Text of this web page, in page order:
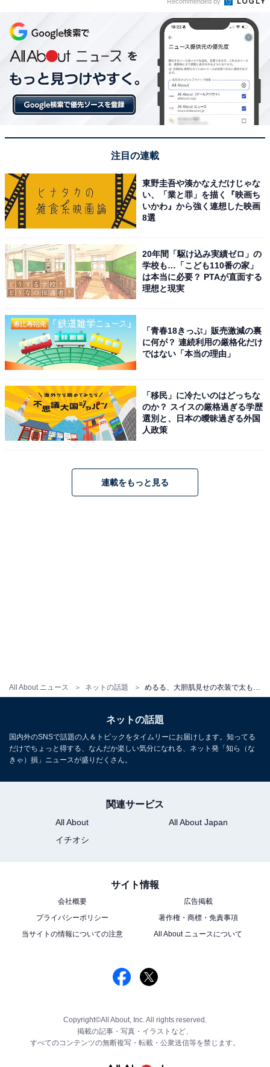
All About ニュース ネットの話題
注目の連載
東野圭吾や湊かなえだけじゃな
い、「業と罪」を描く『映画ち
いかわ』から強く連想した映画
8選
20年間「駆け込み実績ゼロ」の
学校も…「こども110番の家」
は本当に必要？ PTAが直面する
理想と現実
「青春18きっぷ」販売激減の裏
に何が？ 連続利用の厳格化だけ
ではない「本当の理由」
「移民」に冷たいのはどっちな
のか？ スイスの厳格過ぎる学歴
選別と、日本の曖昧過ぎる外国
人政策
連載をもっと見る
ネットの話題
国内外のSNSで話題の人＆トピックをタイムリーにお届けします。知ってる
だけでちょっと得する、なんだか楽しい気分になれる、ネット発「知ら（な
きゃ）損」ニュースが盛りだくさん。
関連サービス
All About
All About Japan
イチオシ
サイト情報
会社概要
広告掲載
プライバシーポリシー
著作権・商標・免責事項
当サイトの情報についての注意
All About ニュースについて
Copyright©All About, Inc. All rights reserved.
掲載の記事・写真・イラストなど、
すべてのコンテンツの無断複写・転載・公衆送信等を禁じます。